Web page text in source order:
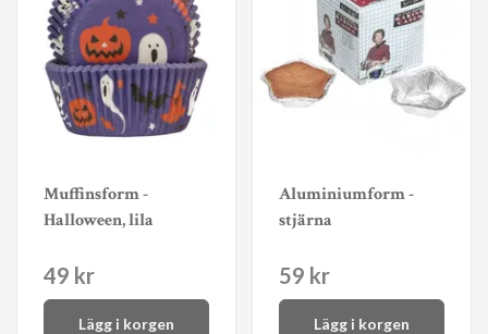
Muffinsform -
Halloween, lila
49 kr
Lägg i korgen
Aluminiumform -
stjärna
59 kr
Lägg i korgen